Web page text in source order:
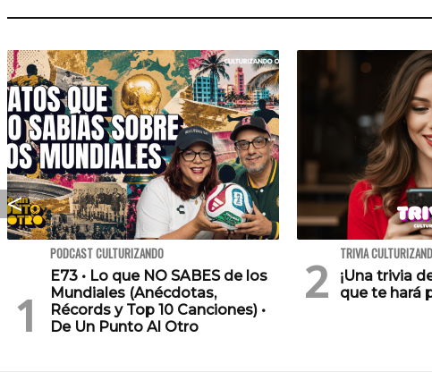
PODCAST CULTURIZANDO
E73 • Lo que NO SABES de los
Mundiales (Anécdotas,
Récords y Top 10 Canciones) •
De Un Punto Al Otro
TRIVIA
¡Una trivia
que te hará